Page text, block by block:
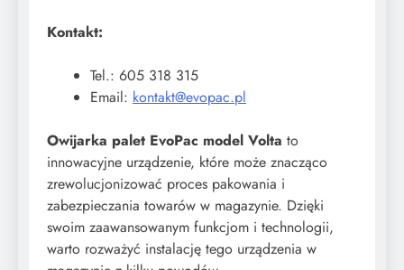
Kontakt:
Tel.: 605 318 315
Email: kontakt@evopac.pl
Owijarka palet EvoPac model Volta to
innowacyjne urządzenie, które może znacząco
zrewolucjonizować proces pakowania i
zabezpieczania towarów w magazynie. Dzięki
swoim zaawansowanym funkcjom i technologii,
warto rozważyć instalację tego urządzenia w